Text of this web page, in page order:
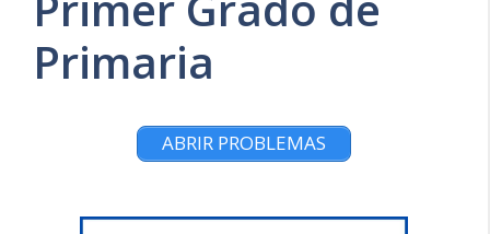
Primaria
ABRIR PROBLEMAS